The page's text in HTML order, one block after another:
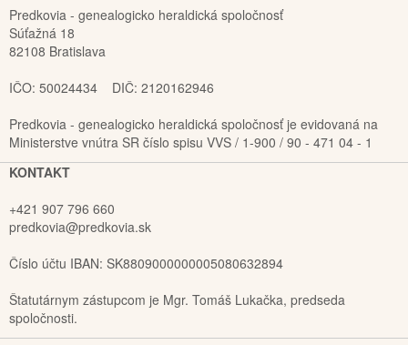
Predkovia - genealogicko heraldická spoločnosť
Súťažná 18
82108 Bratislava
IČO: 50024434 DIČ: 2120162946
Predkovia - genealogicko heraldická spoločnosť je evidovaná na
Ministerstve vnútra SR číslo spisu VVS / 1-900 / 90 - 471 04 - 1
KONTAKT
+421 907 796 660
predkovia@predkovia.sk
Číslo účtu IBAN: SK8809000000005080632894
Štatutárnym zástupcom je Mgr. Tomáš Lukačka, predseda
spoločnosti.